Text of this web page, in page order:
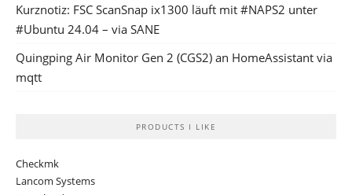
Kurznotiz: FSC ScanSnap ix1300 läuft mit #NAPS2 unter
#Ubuntu 24.04 – via SANE
Quingping Air Monitor Gen 2 (CGS2) an HomeAssistant via
mqtt
PRODUCTS I LIKE
Checkmk
Lancom Systems